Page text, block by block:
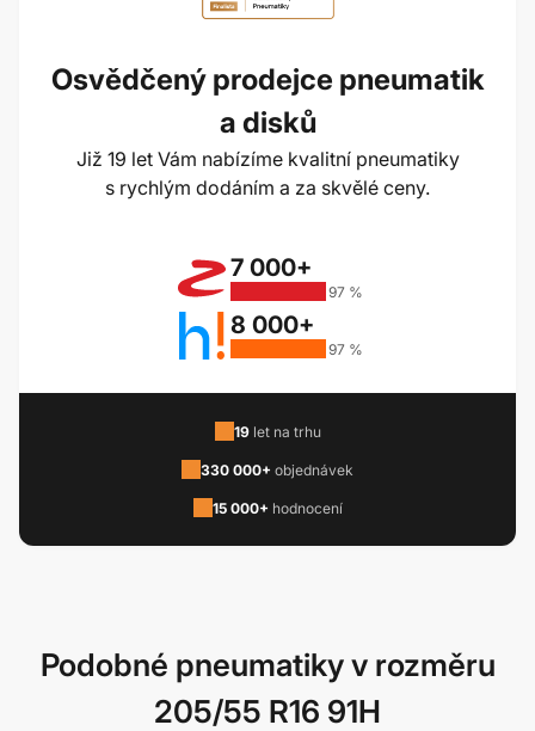
Osvědčený prodejce pneumatik
a disků
Již 19 let Vám nabízíme kvalitní pneumatiky
s rychlým dodáním a za skvělé ceny.
7 000+
97 %
8 000+
97 %
19let na trhu
330 000+ objednávek
15 000+ hodnocení
Podobné pneumatiky v rozměru
205/55 R16 91H